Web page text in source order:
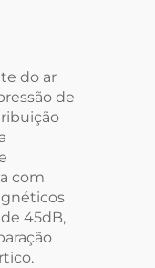
do ar
de
com
45dB,